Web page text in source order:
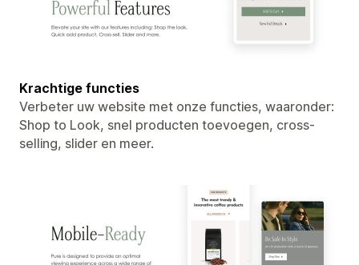
Krachtige functies
Verbeter uw website met onze functies, waaronder:
Shop to Look, snel producten toevoegen, cross-
selling, slider en meer.